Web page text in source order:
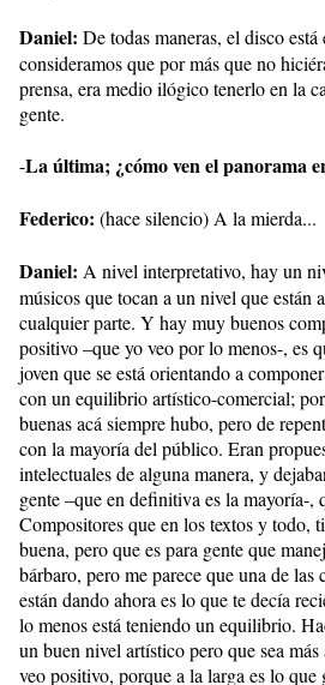
Daniel: De todas maneras, el disco
consideramos que por más que no
prensa, era medio ilógico tenerlo en la
gente.
-La última; ¿cómo ven el panorama
Federico: (hace silencio) A la mierda...
Daniel: A nivel interpretativo, hay un
músicos que tocan a un nivel que están
cualquier parte. Y hay muy buenos
positivo –que yo veo por lo menos-, es
joven que se está orientando a
con un equilibrio artístico-comercial;
buenas acá siempre hubo, pero de
con la mayoría del público. Eran
intelectuales de alguna manera, y
gente –que en definitiva es la mayoría-,
Compositores que en los textos y todo,
buena, pero que es para gente que
bárbaro, pero me parece que una de las
están dando ahora es lo que te decía
lo menos está teniendo un equilibrio.
un buen nivel artístico pero que sea
veo positivo, porque a la larga es lo que